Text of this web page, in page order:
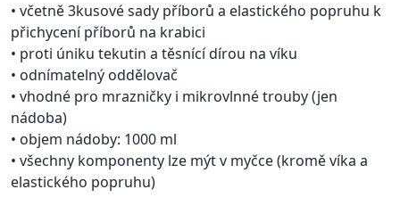
• včetně 3kusové sady příborů a elastického popruhu k
přichycení příborů na krabici
• proti úniku tekutin a těsnící dírou na víku
• odnímatelný oddělovač
• vhodné pro mrazničky i mikrovlnné trouby (jen
nádoba)
• objem nádoby: 1000 ml
• všechny komponenty lze mýt v myčce (kromě víka a
elastického popruhu)